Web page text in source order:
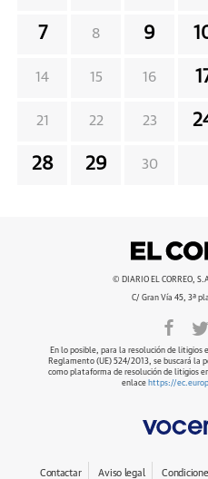
7 8 9
14 15 16
21 22 23
28 29 30
© DIARIO EL CORREO,
C/ Gran Vía 45, 3ª
En lo posible, para la resolución de litigios
Reglamento (UE) 524/2013, se buscará la
como plataforma de resolución de litigios
enlace https://
Contactar Aviso legal